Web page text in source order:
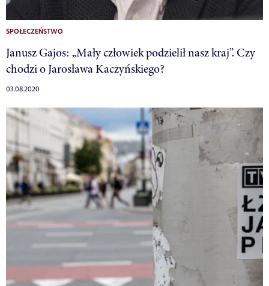
SPOŁECZEŃSTWO
Janusz Gajos: „Mały człowiek podzielił nasz kraj”. Czy
chodzi o Jarosława Kaczyńskiego?
03.08.2020